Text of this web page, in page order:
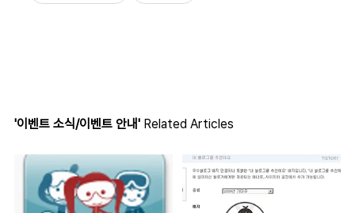
'이벤트 소식/이벤트 안내' Related Articles